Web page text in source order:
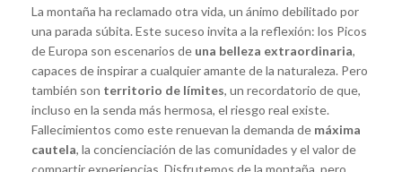
La montaña ha reclamado otra vida, un ánimo debilitado por
una parada súbita. Este suceso invita a la reflexión: los Picos
de Europa son escenarios de una belleza extraordinaria,
capaces de inspirar a cualquier amante de la naturaleza. Pero
también son territorio de límites, un recordatorio de que,
incluso en la senda más hermosa, el riesgo real existe.
Fallecimientos como este renuevan la demanda de máxima
cautela, la concienciación de las comunidades y el valor de
compartir experiencias. Disfrutemos de la montaña, pero